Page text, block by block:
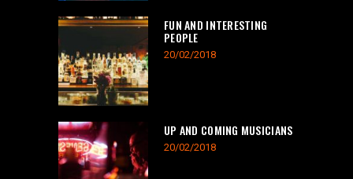
FUN AND INTERESTING
PEOPLE
20/02/2018
UP AND COMING MUSICIANS
20/02/2018